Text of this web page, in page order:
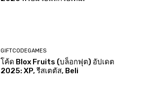
GIFTCODEGAMES
โค้ด Blox Fruits (บล็อกฟุต) อัปเดต
2025: XP, รีสเตตัส, Beli